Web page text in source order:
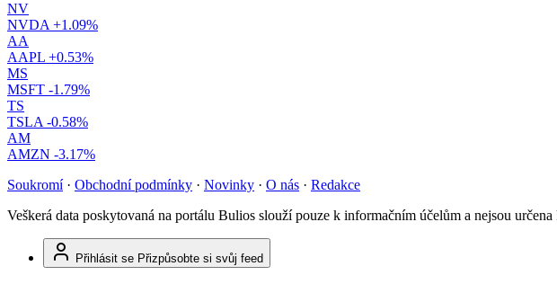
NV
NVDA +1.09%
AA
AAPL +0.53%
MS
MSFT -1.79%
TS
TSLA -0.58%
AM
AMZN -3.17%
Soukromí · Obchodní podmínky · Novinky · O nás · Redakce
Veškerá data poskytovaná na portálu Bulios slouží pouze k informačním účelům a nejsou
Přihlásit se Přizpůsobte si svůj feed